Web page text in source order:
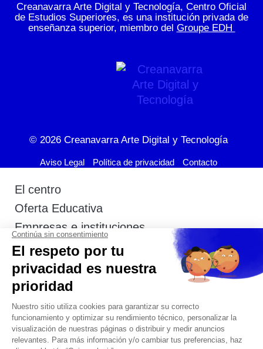
Creanavarra Arte Digital y Tecnología, Centro Oficial
de Estudios Superiores, es una institución privada de
enseñanza superior, miembro del Groupe EDH
© 2026 Creanavarra Arte Digital y Tecnología
Aviso Legal Política de privacidad Contacto
El centro
Oferta Educativa
Empresas e instituciones
Actualidad
Admisión
Estudiantes
Contacto
+34 948 291 903